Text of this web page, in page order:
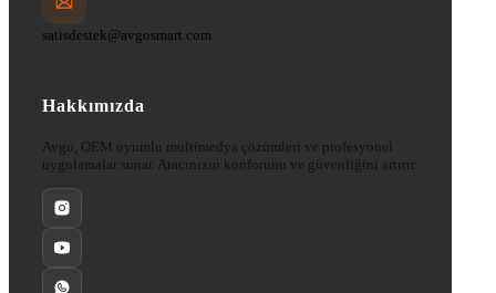
satisdestek@avgosmart.com
Hakkımızda
Avgo, OEM uyumlu multimedya çözümleri ve profesyonel
uygulamalar sunar. Aracınızın konforunu ve güvenliğini artırır.